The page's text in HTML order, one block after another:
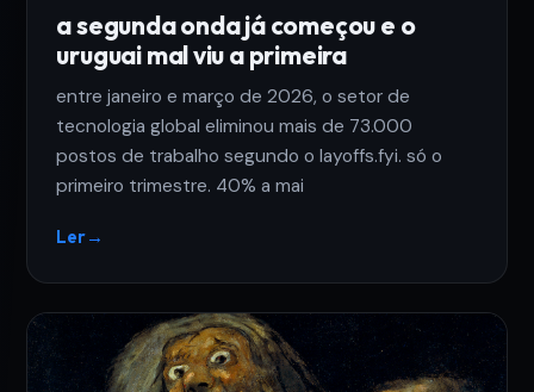
a segunda onda já começou e o
uruguai mal viu a primeira
entre janeiro e março de 2026, o setor de
tecnologia global eliminou mais de 73.000
postos de trabalho segundo o layoffs.fyi. só o
primeiro trimestre. 40% a mai
Ler→